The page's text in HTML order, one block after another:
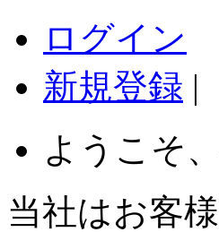
ログイン
新規登録 |
ようこそ
当社はお客